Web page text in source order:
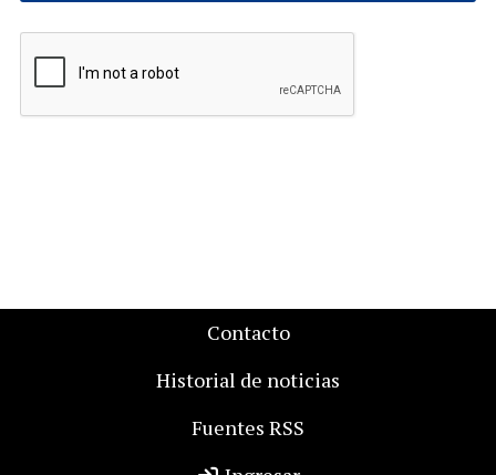
Contacto
Historial de noticias
Fuentes RSS